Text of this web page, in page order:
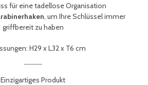
für eine tadellose Organisation
, um Ihre Schlüssel immer
griffbereit zu haben
H29 x L32 x T6 cm
Einzigartiges Produkt